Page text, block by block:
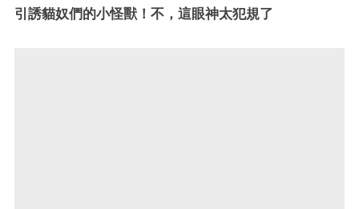
引誘貓奴們的小怪獸！不，這眼神太犯規了